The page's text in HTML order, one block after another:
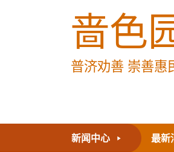
啬色
普济劝善 崇善惠
新闻中心 最新